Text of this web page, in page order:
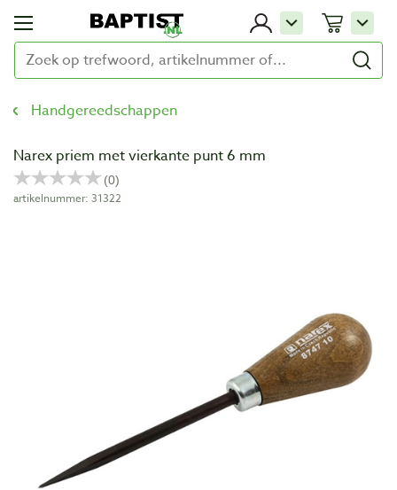
Handgereedschappen
Narex priem met vierkante punt 6 mm
artikelnummer: 31322